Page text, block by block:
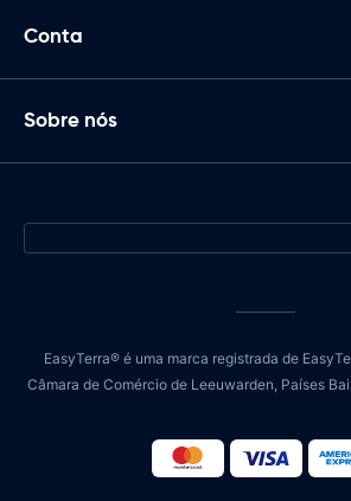
Conta
Sobre nós
EasyTerra® é uma marca registrada de
Câmara de Comércio de Leeuwarden, Países